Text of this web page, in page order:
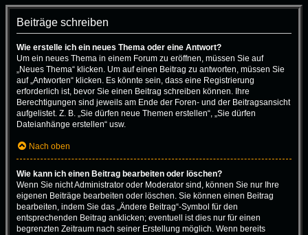
Beiträge schreiben
Wie erstelle ich ein neues Thema oder eine Antwort?
Um ein neues Thema in einem Forum zu eröffnen, müssen Sie auf
„Neues Thema“ klicken. Um auf einen Beitrag zu antworten, müssen Sie
auf „Antworten“ klicken. Es könnte sein, dass eine Registrierung
erforderlich ist, bevor Sie einen Beitrag schreiben können. Ihre
Berechtigungen sind jeweils am Ende der Foren- und der Beitragsansicht
aufgelistet. Z. B. „Sie dürfen neue Themen erstellen“, „Sie dürfen
Dateianhänge erstellen“ usw.
Nach oben
Wie kann ich einen Beitrag bearbeiten oder löschen?
Wenn Sie nicht Administrator oder Moderator sind, können Sie nur Ihre
eigenen Beiträge bearbeiten oder löschen. Sie können einen Beitrag
bearbeiten, indem Sie das „Ändere Beitrag“-Symbol für den
entsprechenden Beitrag anklicken; eventuell ist dies nur für einen
begrenzten Zeitraum nach seiner Erstellung möglich. Wenn bereits